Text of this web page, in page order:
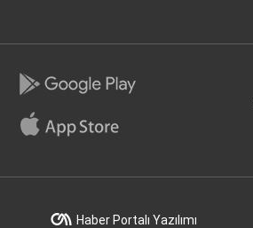
Haber Portalı Yazılımı